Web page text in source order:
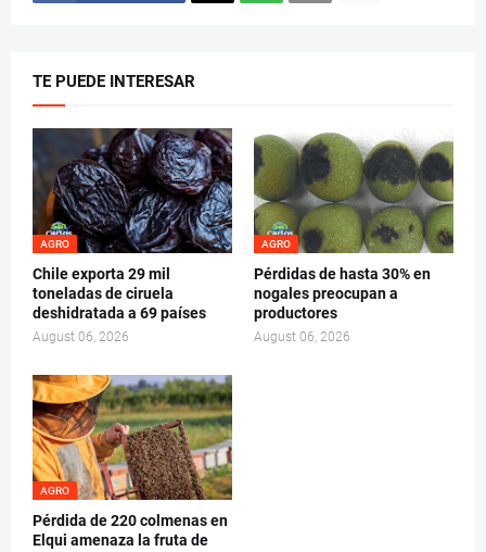
TE PUEDE INTERESAR
AGRO
Chile exporta 29 mil
toneladas de ciruela
deshidratada a 69 países
August 06, 2026
AGRO
Pérdidas de hasta 30% en
nogales preocupan a
productores
August 06, 2026
AGRO
Pérdida de 220 colmenas en
Elqui amenaza la fruta de